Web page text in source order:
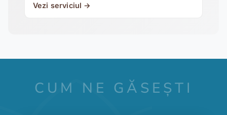
Vezi serviciul →
CUM NE GĂSEȘTI